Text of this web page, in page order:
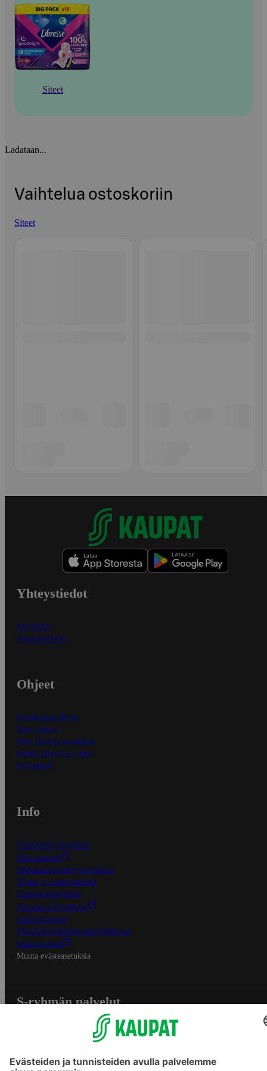
Siteet
Ladataan...
Vaihtelua ostoskoriin
Siteet
Yhteystiedot
Myymälät
Asiakaspalvelu
Ohjeet
Ensitilaajan ohjeet
Näin maksat
Näin tilaat ja muokkaat
Kaikki ohjeet ja vinkit
In English
Info
S-Business yrityksille
Oiva-raportit
Osuuskauppojen yhteystiedot
Tilaus- ja toimitusehdot
Tietosuojakäytäntö
Palvelun käyttöehdot
Saavutettavuus
Mobiilisovelluksen saavutettavuus
Mainostajalle
Muuta evästeasetuksia
S-ryhmän palvelut
Yhteishyvä Ruoka -sovellus